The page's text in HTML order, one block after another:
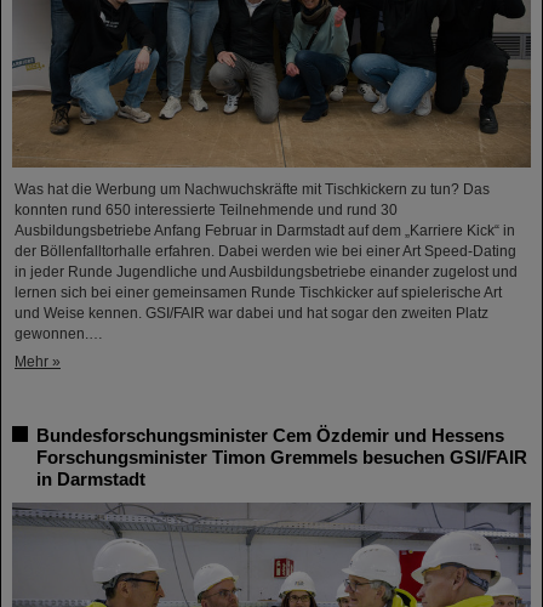
Was hat die Werbung um Nachwuchskräfte mit Tischkickern zu tun? Das
konnten rund 650 interessierte Teilnehmende und rund 30
Ausbildungsbetriebe Anfang Februar in Darmstadt auf dem „Karriere Kick“ in
der Böllenfalltorhalle erfahren. Dabei werden wie bei einer Art Speed-Dating
in jeder Runde Jugendliche und Ausbildungsbetriebe einander zugelost und
lernen sich bei einer gemeinsamen Runde Tischkicker auf spielerische Art
und Weise kennen. GSI/FAIR war dabei und hat sogar den zweiten Platz
gewonnen.…
Mehr »
Bundesforschungsminister Cem Özdemir und Hessens
Forschungsminister Timon Gremmels besuchen GSI/FAIR
in Darmstadt